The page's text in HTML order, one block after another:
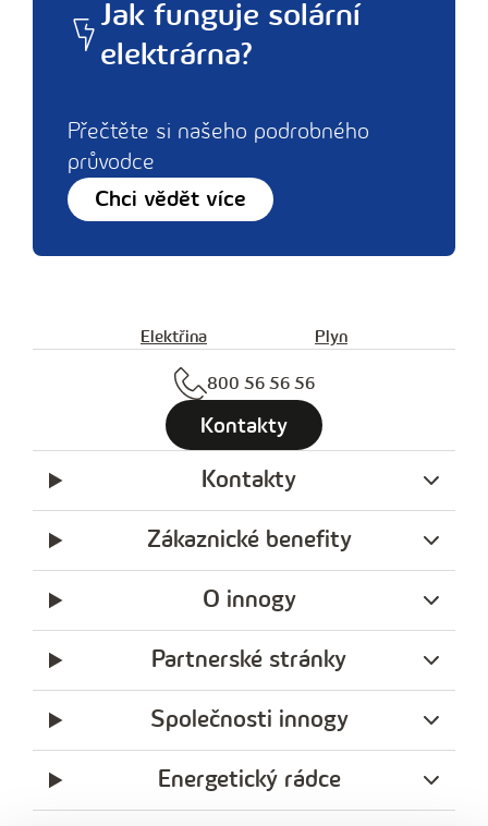
Jak funguje solární
elektrárna?
Přečtěte si našeho podrobného
průvodce
Chci vědět více
Elektřina Plyn
800 56 56 56
Kontakty
Kontakty
Zákaznické benefity
O innogy
Partnerské stránky
Společnosti innogy
Energetický rádce